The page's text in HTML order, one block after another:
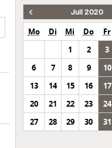
Juli 2020
Mo Di Mi Do Fr
1
2 3
6
7 8 9 10
13
14 15 16 17
20
21 22 23 24
27
28 29 30 31